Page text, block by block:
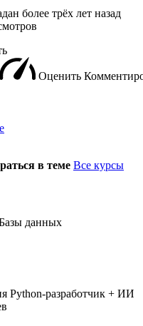
более трёх лет назад
Оценить
в теме Все курсы
данных
Python-разработчик + ИИ